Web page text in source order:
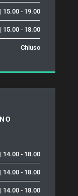
15.00 - 19.00
15.00 - 18.00
Chiuso
14.00 - 18.00
14.00 - 18.00
14.00 - 18.00